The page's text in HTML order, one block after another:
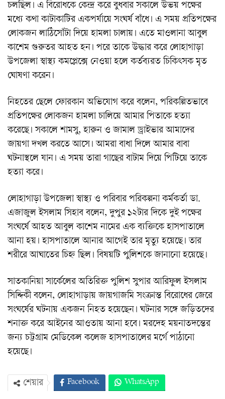
চলছিল। এ বিরোধকে কেন্দ্র করে বুধবার সকালে উভয় পক্ষের
মধ্যে কথা কাটাকাটির একপর্যায়ে সংঘর্ষ বাঁধে। এ সময় প্রতিপক্ষের
লোকজন লাঠিসোঁটা দিয়ে হামলা চালায়। এতে মাওলানা আবুল
কাশেম গুরুতর আহত হন। পরে তাকে উদ্ধার করে লোহাগাড়া
উপজেলা স্বাস্থ্য কমপ্লেক্সে নেওয়া হলে কর্তব্যরত চিকিৎসক মৃত
ঘোষণা করেন।
নিহতের ছেলে ফোরকান অভিযোগ করে বলেন, পরিকল্পিতভাবে
প্রতিপক্ষের লোকজন হামলা চালিয়ে আমার পিতাকে হত্যা
করেছে। সকালে শামসু, হারুন ও জামাল ড্রাইভার আমাদের
জায়গা দখল করতে আসে। আমরা বাধা দিলে আমার বাবা
ঘটনাস্থলে যান। এ সময় তারা গাছের বাটাম দিয়ে পিটিয়ে তাকে
হত্যা করে।
লোহাগাড়া উপজেলা স্বাস্থ্য ও পরিবার পরিকল্পনা কর্মকর্তা ডা.
এজাজুল ইসলাম সিহাব বলেন, দুপুর ১২টার দিকে দুই পক্ষের
সংঘর্ষে আহত আবুল কাশেম নামের এক ব্যক্তিকে হাসপাতালে
আনা হয়। হাসপাতালে আনার আগেই তার মৃত্যু হয়েছে। তার
শরীরে আঘাতের চিহ্ন ছিল। বিষয়টি পুলিশকে জানানো হয়েছে।
সাতকানিয়া সার্কেলের অতিরিক্ত পুলিশ সুপার আরিফুল ইসলাম
সিদ্দিকী বলেন, লোহাগাড়ায় জায়গাজমি সংক্রান্ত বিরোধের জেরে
সংঘর্ষের ঘটনায় একজন নিহত হয়েছেন। ঘটনার সঙ্গে জড়িতদের
শনাক্ত করে আইনের আওতায় আনা হবে। মরদেহ ময়নাতদন্তের
জন্য চট্টগ্রাম মেডিকেল কলেজ হাসপাতালের মর্গে পাঠানো
হয়েছে।
শেয়ার Facebook WhatsApp